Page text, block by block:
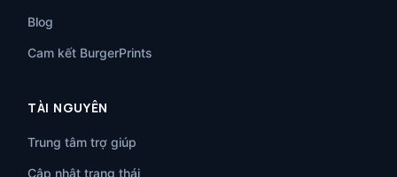
Blog
Cam kết BurgerPrints
TÀI NGUYÊN
Trung tâm trợ giúp
Cập nhật trạng thái